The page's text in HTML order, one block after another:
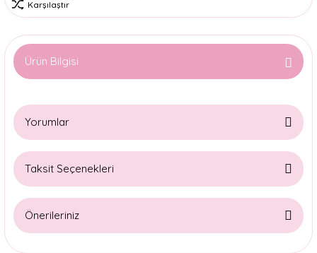
Karşılaştır
Ürün Bilgisi
Yorumlar
Taksit Seçenekleri
Önerileriniz